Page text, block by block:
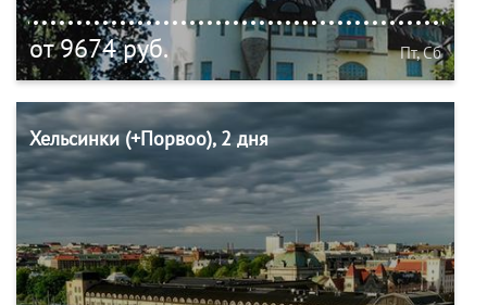
от 9674 руб. Пт, Сб
Хельсинки (+Порвоо), 2 дня